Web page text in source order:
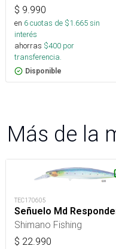
$ 9.990
en 6cuotas de $1.665sin
interés
ahorras $400 por
transferencia.
Disponible
Más de la
TEC170605
Señuelo Md
Shimano Fishing
$ 22.990